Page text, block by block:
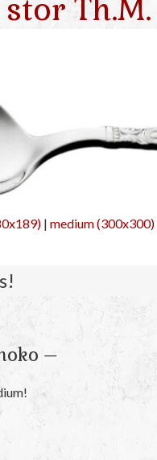
Th.M.
|medium (300x300)
–